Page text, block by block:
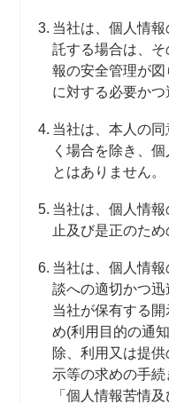
当社は、個人情
託する場合は、
報の安全管理が
に対する必要かつ
当社は、本人の
く場合を除き、
とはありません。
当社は、個人情
止及び是正のため
当社は、個人情
談への適切かつ迅
当社が保有する
め(利用目的の通
除、利用又は提
示等の求めの手
「個人情報苦情